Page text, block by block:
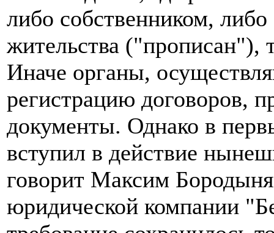
либо собственником,
жительства ("прописан"),
Иначе органы,
регистрацию договоров,
документы. Однако в
вступил в действие
говорит Максим
юридической компании